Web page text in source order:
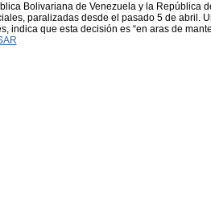
Bolivariana de Venezuela y la República
paralizadas desde el pasado 5 de abril.
indica que esta decisión es “en aras de